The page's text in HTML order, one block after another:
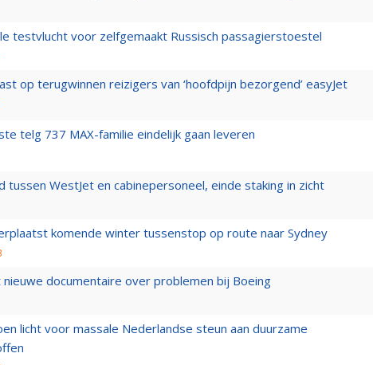
testvlucht voor zelfgemaakt Russisch passagierstoestel
op terugwinnen reizigers van ‘hoofdpijn bezorgend’ easyJet
telg 737 MAX-familie eindelijk gaan leveren
tussen WestJet en cabinepersoneel, einde staking in zicht
komende winter tussenstop op route naar Sydney
documentaire over problemen bij Boeing
licht voor massale Nederlandse steun aan duurzame